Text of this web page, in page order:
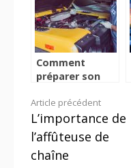
Comment
préparer son
voyage ?
Lire
la
suite
Article précédent
L’importance de
l’affûteuse de
chaîne